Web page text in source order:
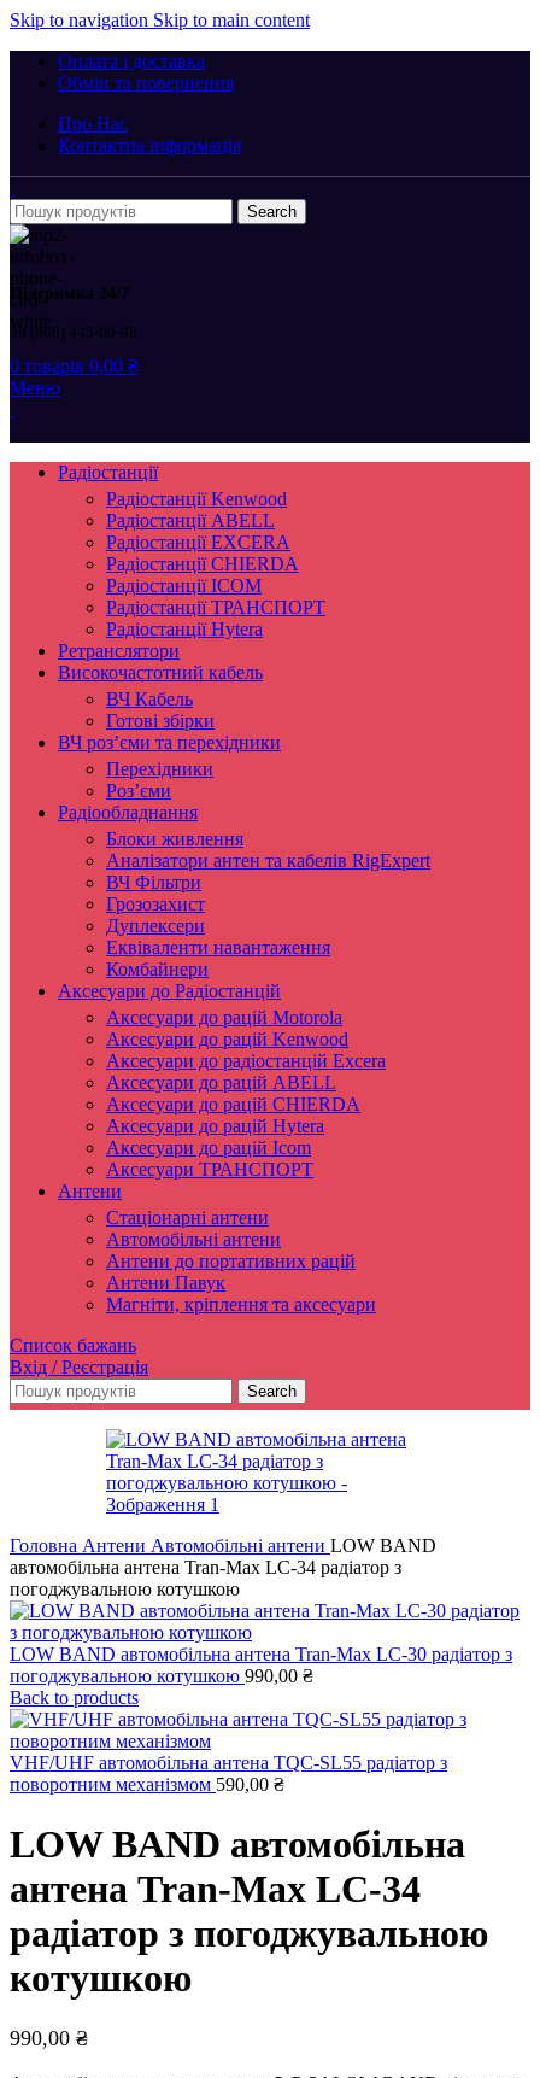
Skip to navigation Skip to main content
Оплата і доставка
Обмін та повернення
Про Нас
Контактна інформація
Search
Підтримка 24/7
38 (068) 445-00-98
0 товарів 0,00 ₴
Меню
Радіостанції
Радіостанції Kenwood
Радіостанції ABELL
Радіостанції EXCERA
Радіостанції CHIERDA
Радіостанції ICOM
Радіостанції ТРАНСПОРТ
Радіостанції Hytera
Ретранслятори
Високочастотний кабель
ВЧ Кабель
Готові збірки
ВЧ роз’єми та перехідники
Перехідники
Роз’єми
Радіообладнання
Блоки живлення
Аналізатори антен та кабелів RigExpert
ВЧ Фільтри
Грозозахист
Дуплексери
Еквіваленти навантаження
Комбайнери
Аксесуари до Радіостанцій
Аксесуари до рацій Motorola
Аксесуари до рацій Kenwood
Аксесуари до радіостанцій Excera
Аксесуари до рацій ABELL
Аксесуари до рацій CHIERDA
Аксесуари до рацій Hytera
Аксесуари до рацій Icom
Аксесуари ТРАНСПОРТ
Антени
Стаціонарні антени
Автомобільні антени
Антени до портативних рацій
Антени Павук
Магніти, кріплення та аксесуари
Список бажань
Вхід / Реєстрація
Search
Головна Антени Автомобільні антени LOW BAND
автомобільна антена Tran-Max LC-34 радіатор з
погоджувальною котушкою
LOW BAND автомобільна антена Tran-Max LC-30 радіатор з
погоджувальною котушкою 990,00 ₴
Back to products
VHF/UHF автомобільна антена TQC-SL55 радіатор з
поворотним механізмом 590,00 ₴
LOW BAND автомобільна
антена Tran-Max LC-34
радіатор з погоджувальною
котушкою
990,00 ₴